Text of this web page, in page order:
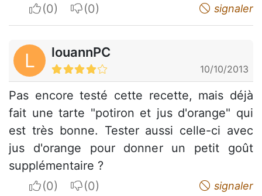
I apreciateI do not appreciate signaler
L louannPC
10/10/2013
Pas encore testé cette recette, mais déjà
fait une tarte "potiron et jus d'orange" qui
est très bonne. Tester aussi celle-ci avec
jus d'orange pour donner un petit goût
supplémentaire ?
I apreciateI do not appreciate signaler